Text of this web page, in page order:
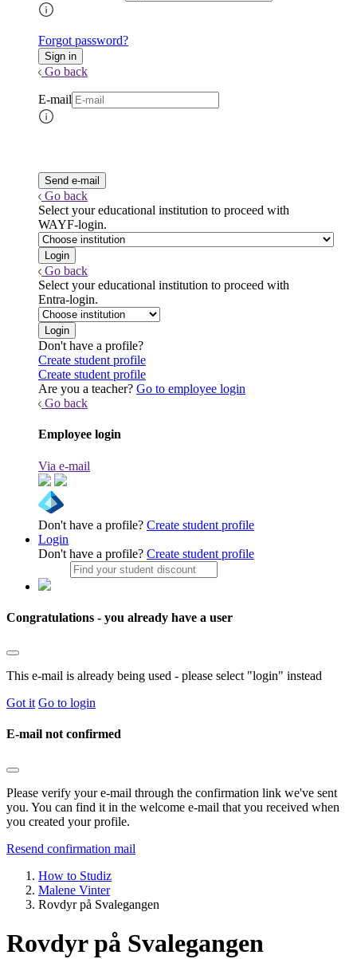
Forgot password?
Go back
E-mail
Go back
Select your educational institution to proceed with
WAYF-login.
Go back
Select your educational institution to proceed with
Entra-login.
Don't have a profile?
Create student profile
Create student profile
Are you a teacher? Go to employee login
Go back
Employee login
Via e-mail
Don't have a profile? Create student profile
Login
Don't have a profile? Create student profile
Congratulations - you already have a user
This e-mail is already being used - please select "login" instead
Got it Go to login
E-mail not confirmed
Please verify your e-mail through the confirmation link we've sent
you. You can find it in the welcome e-mail that you received when
you created your profile.
Resend confirmation mail
How to Studiz
Malene Vinter
Rovdyr på Svalegangen
Rovdyr på Svalegangen